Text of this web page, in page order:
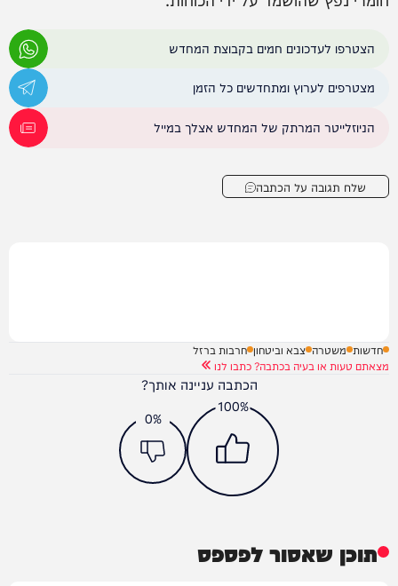
הצטרפו לעדכונים חמים בקבוצת המחדש
מצטרפים לערוץ ומתחדשים כל הזמן
הניוזלייטר המרתק של המחדש אצלך במייל
שלח תגובה על הכתבה
חדשות משטרה צבא וביטחון חרבות ברזל
מצאתם טעות או בעיה בכתבה? כתבו לנו
הכתבה עניינה אותך?
100%
0%
תוכן שאסור לפספס